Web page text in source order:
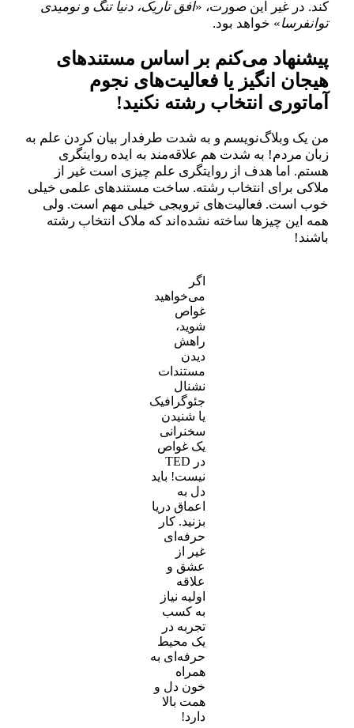
کند. در غیر این صورت، «افق تاریک، دنیا تنگ و نومیدی
توانفرسا» خواهد بود.
پیشنهاد می‌کنم بر اساس مستندهای
هیجان انگیز یا فعالیت‌های نجوم
آماتوری انتخاب رشته نکنید!
من یک وبلاگ‌نویسم و به شدت طرفدار بیان کردن علم به
زبان مردم! به شدت هم علاقه‌مند به ایده روایتگری
هستم. اما هدف از روایتگری علم چیزی است غیر از
ملاکی برای انتخاب رشته. ساخت‌ مستندهای علمی خیلی
خوب است. فعالیت‌های ترویجی خیلی مهم است. ولی
همه این‌ چیزها ساخته نشده‌اند که ملاک انتخاب رشته
باشند!
اگر
می‌خواهید
غواص
شوید،
راهش
دیدن
مستندات
نشنال
جئوگرافیک
یا شنیدن
سخنرانی
یک غواص
در TED
نیست! باید
دل به
اعماق دریا
بزنید. کار
حرفه‌ای
غیر از
عشق و
علاقه
اولیه نیاز
به کسب
تجربه‌ در
یک محیط
حرفه‌ای به
همراه
خون دل و
همت بالا
دارد!